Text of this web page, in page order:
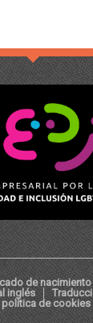
de
inglés
política de cookies